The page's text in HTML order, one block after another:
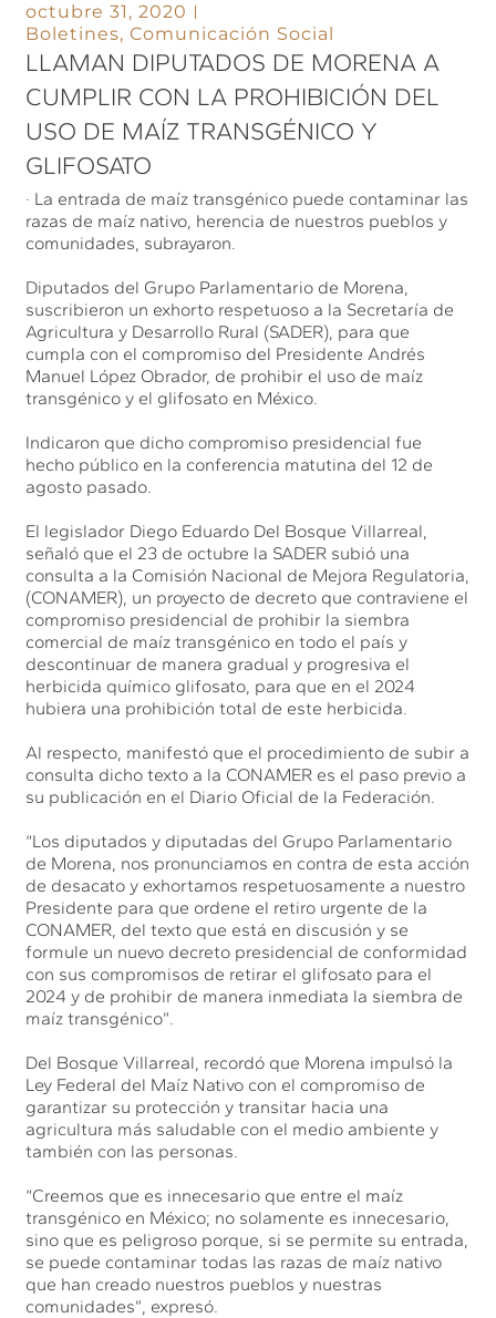
octubre 31, 2020
Boletines,Comunicación Social
LLAMAN DIPUTADOS DE MORENA A
CUMPLIR CON LA PROHIBICIÓN DEL
USO DE MAÍZ TRANSGÉNICO Y
GLIFOSATO
· La entrada de maíz transgénico puede contaminar las
razas de maíz nativo, herencia de nuestros pueblos y
comunidades, subrayaron.
Diputados del Grupo Parlamentario de Morena,
suscribieron un exhorto respetuoso a la Secretaría de
Agricultura y Desarrollo Rural (SADER), para que
cumpla con el compromiso del Presidente Andrés
Manuel López Obrador, de prohibir el uso de maíz
transgénico y el glifosato en México.
Indicaron que dicho compromiso presidencial fue
hecho público en la conferencia matutina del 12 de
agosto pasado.
El legislador Diego Eduardo Del Bosque Villarreal,
señaló que el 23 de octubre la SADER subió una
consulta a la Comisión Nacional de Mejora Regulatoria,
(CONAMER), un proyecto de decreto que contraviene el
compromiso presidencial de prohibir la siembra
comercial de maíz transgénico en todo el país y
descontinuar de manera gradual y progresiva el
herbicida químico glifosato, para que en el 2024
hubiera una prohibición total de este herbicida.
Al respecto, manifestó que el procedimiento de subir a
consulta dicho texto a la CONAMER es el paso previo a
su publicación en el Diario Oficial de la Federación.
“Los diputados y diputadas del Grupo Parlamentario
de Morena, nos pronunciamos en contra de esta acción
de desacato y exhortamos respetuosamente a nuestro
Presidente para que ordene el retiro urgente de la
CONAMER, del texto que está en discusión y se
formule un nuevo decreto presidencial de conformidad
con sus compromisos de retirar el glifosato para el
2024 y de prohibir de manera inmediata la siembra de
maíz transgénico”.
Del Bosque Villarreal, recordó que Morena impulsó la
Ley Federal del Maíz Nativo con el compromiso de
garantizar su protección y transitar hacia una
agricultura más saludable con el medio ambiente y
también con las personas.
“Creemos que es innecesario que entre el maíz
transgénico en México; no solamente es innecesario,
sino que es peligroso porque, si se permite su entrada,
se puede contaminar todas las razas de maíz nativo
que han creado nuestros pueblos y nuestras
comunidades”, expresó.